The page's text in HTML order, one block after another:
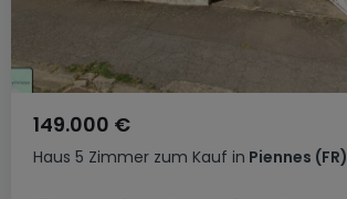
Haus 5 Zimmer zum Kauf in Piennes (FR)
149.000 €